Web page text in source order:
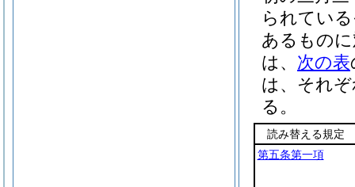
られてい
あるもの
は、 次の表
は、それ
る。
読み替える規定
第五条第一項